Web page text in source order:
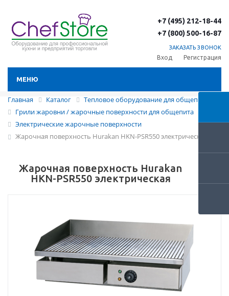
+7 (495) 212-18-44
+7 (800) 500-16-87
ЗАКАЗАТЬ ЗВОНОК
Вход Регистрация
МЕНЮ
Главная Каталог
Тепловое оборудование для общепита
Грили жаровни / жарочные поверхности для общепита
Электрические жарочные поверхности
Жарочная поверхность Hurakan HKN-PSR550 электрическая
Жарочная поверхность Hurakan
HKN-PSR550 электрическая